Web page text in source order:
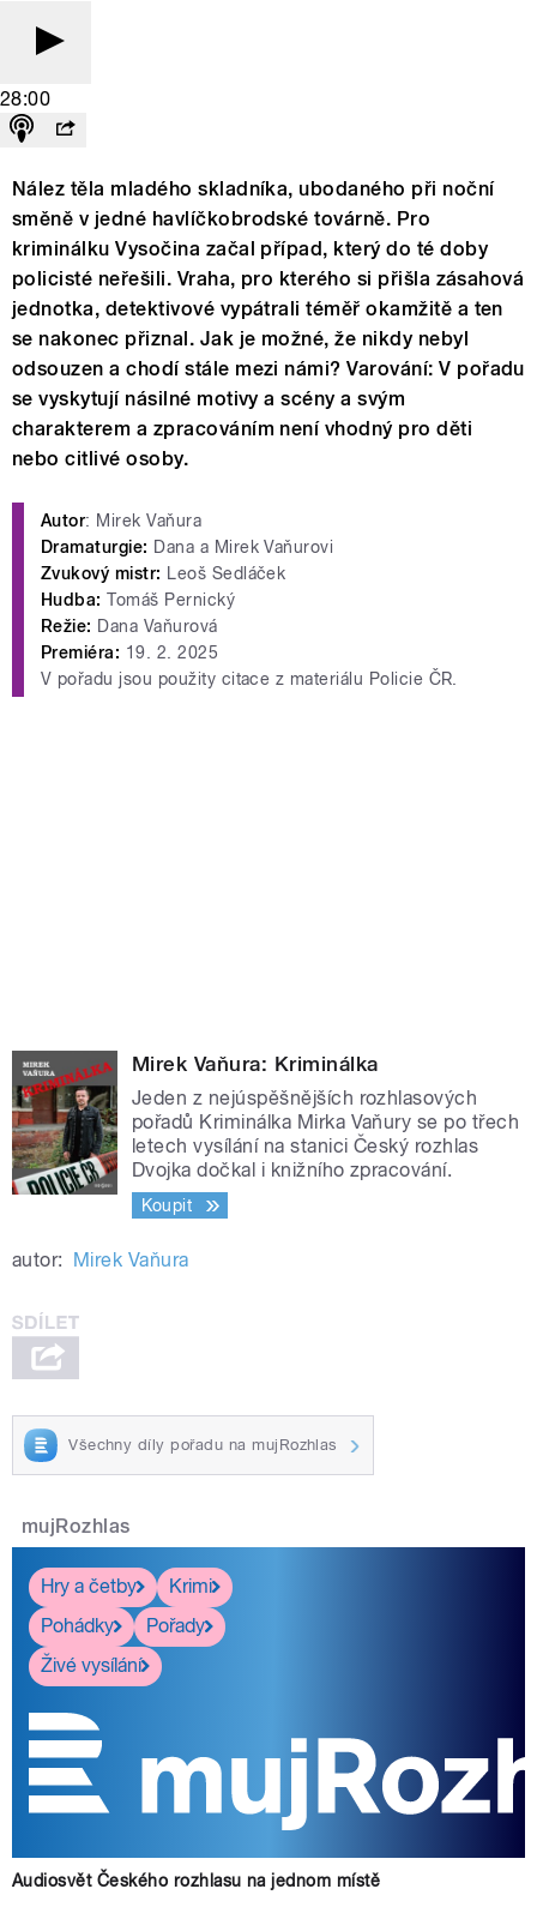
28:00
Nález těla mladého skladníka, ubodaného při noční
směně v jedné havlíčkobrodské továrně. Pro
kriminálku Vysočina začal případ, který do té doby
policisté neřešili. Vraha, pro kterého si přišla zásahová
jednotka, detektivové vypátrali téměř okamžitě a ten
se nakonec přiznal. Jak je možné, že nikdy nebyl
odsouzen a chodí stále mezi námi? Varování: V pořadu
se vyskytují násilné motivy a scény a svým
charakterem a zpracováním není vhodný pro děti
nebo citlivé osoby.
Autor: Mirek Vaňura
Dramaturgie: Dana a Mirek Vaňurovi
Zvukový mistr: Leoš Sedláček
Hudba: Tomáš Pernický
Režie: Dana Vaňurová
Premiéra: 19. 2. 2025
V pořadu jsou použity citace z materiálu Policie ČR.
Mirek Vaňura: Kriminálka
Jeden z nejúspěšnějších rozhlasových
pořadů Kriminálka Mirka Vaňury se po třech
letech vysílání na stanici Český rozhlas
Dvojka dočkal i knižního zpracování.
Koupit
autor: Mirek Vaňura
Všechny díly pořadu na mujRozhlas
mujRozhlas
Hry a četby
Krimi
Pohádky
Pořady
Živé vysílání
Audiosvět Českého rozhlasu na jednom místě